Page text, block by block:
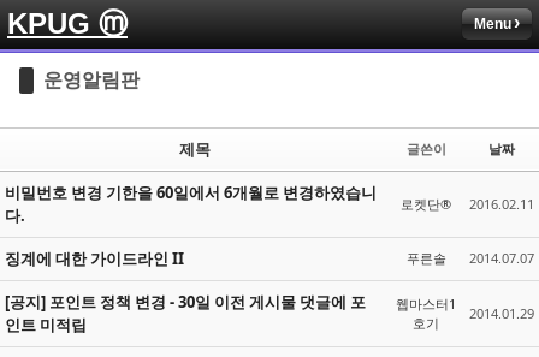
KPUG ⓜ Menu
운영알림판
제목 글쓴이 날짜
비밀번호 변경 기한을 60일에서 6개월로 변경하였습니
다.
로켓단® 2016.02.11
징계에 대한 가이드라인 II 푸른솔 2014.07.07
[공지] 포인트 정책 변경 - 30일 이전 게시물 댓글에 포
인트 미적립
웹마스터1
호기
2014.01.29
Sketchbook5, 스케치북5
Sketchbook5, 스케치북5
Sketchbook5, 스케치북5
Sketchbook5, 스케치북5